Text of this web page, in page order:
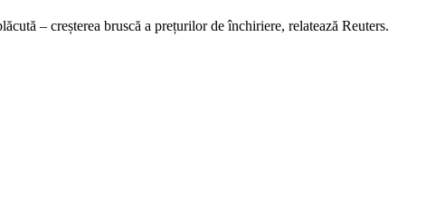
– creșterea bruscă a prețurilor de închiriere, relatează Reuters.